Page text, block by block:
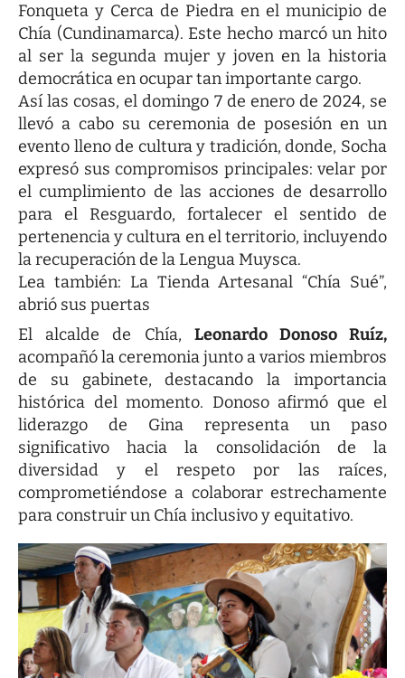
Fonqueta y Cerca de Piedra en el municipio de
Chía (Cundinamarca). Este hecho marcó un hito
al ser la segunda mujer y joven en la historia
democrática en ocupar tan importante cargo.
Así las cosas, el domingo 7 de enero de 2024, se
llevó a cabo su ceremonia de posesión en un
evento lleno de cultura y tradición, donde, Socha
expresó sus compromisos principales: velar por
el cumplimiento de las acciones de desarrollo
para el Resguardo, fortalecer el sentido de
pertenencia y cultura en el territorio, incluyendo
la recuperación de la Lengua Muysca.
Lea también: La Tienda Artesanal “Chía Sué”,
abrió sus puertas
El alcalde de Chía, Leonardo Donoso Ruíz,
acompañó la ceremonia junto a varios miembros
de su gabinete, destacando la importancia
histórica del momento. Donoso afirmó que el
liderazgo de Gina representa un paso
significativo hacia la consolidación de la
diversidad y el respeto por las raíces,
comprometiéndose a colaborar estrechamente
para construir un Chía inclusivo y equitativo.